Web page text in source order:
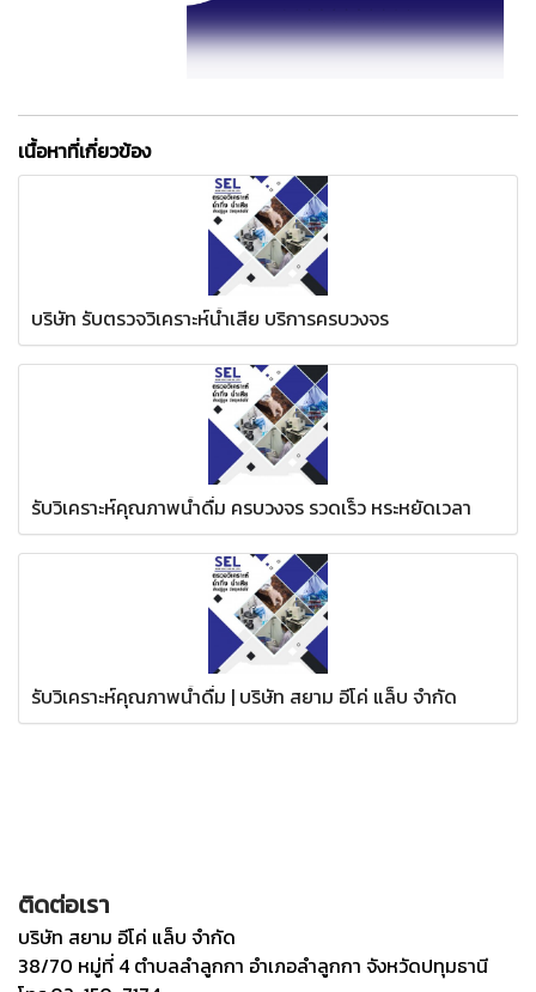
เนื้อหาที่เกี่ยวข้อง
บริษัท รับตรวจวิเคราะห์น้ำเสีย บริการครบวงจร
รับวิเคราะห์คุณภาพน้ำดื่ม ครบวงจร รวดเร็ว หระหยัดเวลา
รับวิเคราะห์คุณภาพน้ำดื่ม | บริษัท สยาม อีโค่ แล็บ จำกัด
ติดต่อเรา
บริษัท สยาม อีโค่ แล็บ จำกัด
38/70 หมู่ที่ 4 ตำบลลำลูกกา อำเภอลำลูกกา จังหวัดปทุมธานี